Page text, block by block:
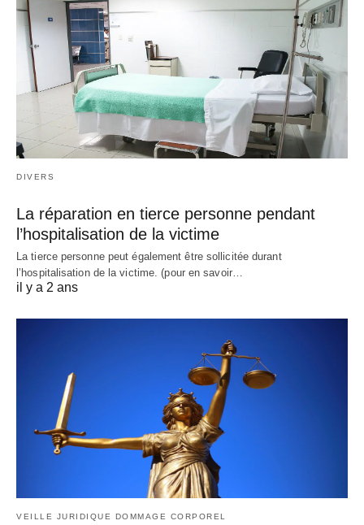
DIVERS
La réparation en tierce personne pendant
l’hospitalisation de la victime
La tierce personne peut également être sollicitée durant
l’hospitalisation de la victime. (pour en savoir…
il y a 2 ans
VEILLE JURIDIQUE DOMMAGE CORPOREL